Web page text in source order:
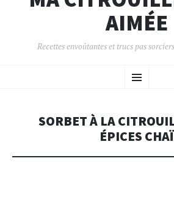
AIMÉE
Recettes envoûtantes et trucs pas
SORBET À LA
ÉPICES CHAÏ